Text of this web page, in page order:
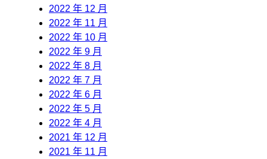
2022 年 12 月
2022 年 11 月
2022 年 10 月
2022 年 9 月
2022 年 8 月
2022 年 7 月
2022 年 6 月
2022 年 5 月
2022 年 4 月
2021 年 12 月
2021 年 11 月